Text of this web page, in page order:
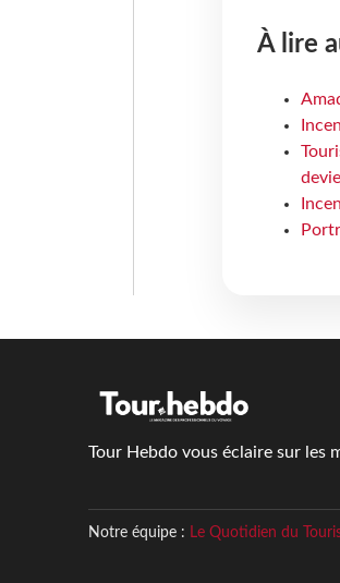
À lire
Tour Hebdo vous éclaire sur les
Notre équipe : Le Quotidien du